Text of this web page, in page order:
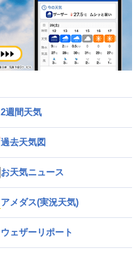
2週間天気
過去天気図
お天気ニュース
アメダス(実況天気)
ウェザーリポート